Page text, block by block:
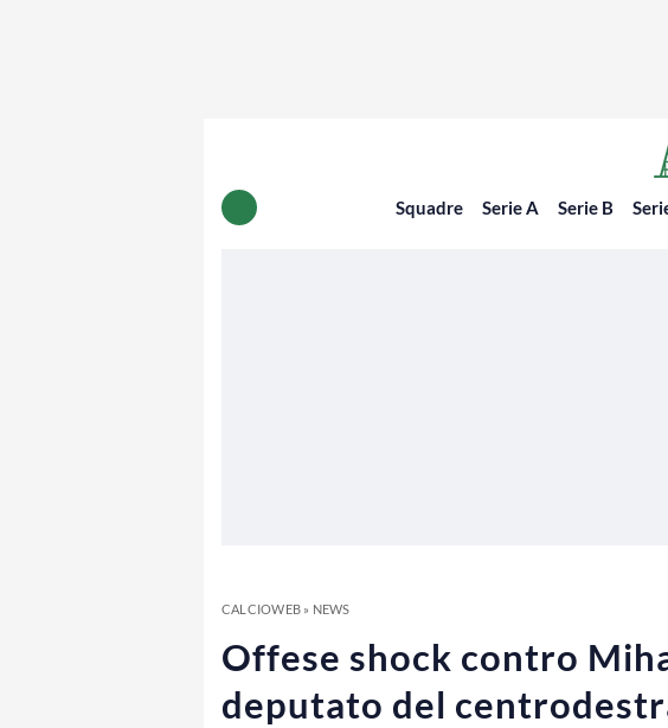
Squadre Serie A Serie B
CALCIOWEB» NEWS
Offese shock contro
deputato del